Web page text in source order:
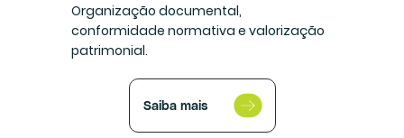
Organização documental,
conformidade normativa e valorização
patrimonial.
Saiba mais